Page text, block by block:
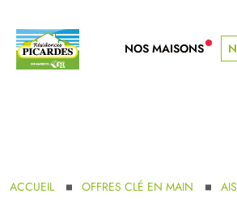
NOS MAISONS
ACCUEIL OFFRES CLÉ EN MAIN